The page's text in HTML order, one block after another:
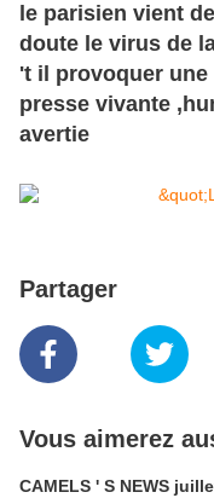
le parisien vient
doute le virus de
't il provoquer
presse vivante
avertie
Partager
Vous aimerez
CAMELS ' S NEWS